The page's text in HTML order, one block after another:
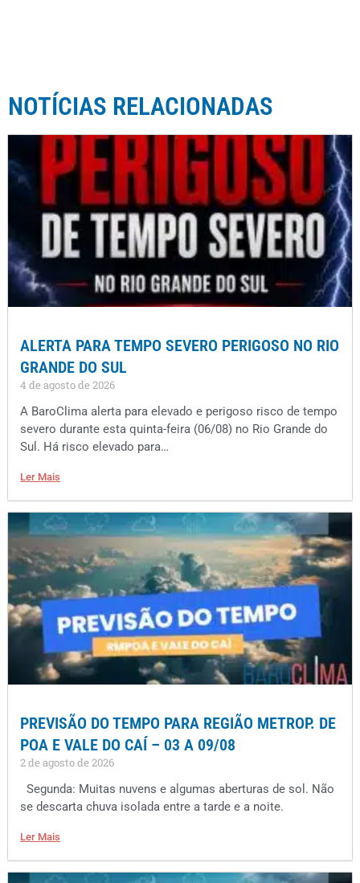
NOTÍCIAS RELACIONADAS
ALERTA PARA TEMPO SEVERO PERIGOSO NO RIO
GRANDE DO SUL
4 de agosto de 2026
A BaroClima alerta para elevado e perigoso risco de tempo
severo durante esta quinta-feira (06/08) no Rio Grande do
Sul. Há risco elevado para…
Ler Mais
PREVISÃO DO TEMPO PARA REGIÃO METROP. DE
POA E VALE DO CAÍ – 03 A 09/08
2 de agosto de 2026
Segunda: Muitas nuvens e algumas aberturas de sol. Não
se descarta chuva isolada entre a tarde e a noite.
Ler Mais